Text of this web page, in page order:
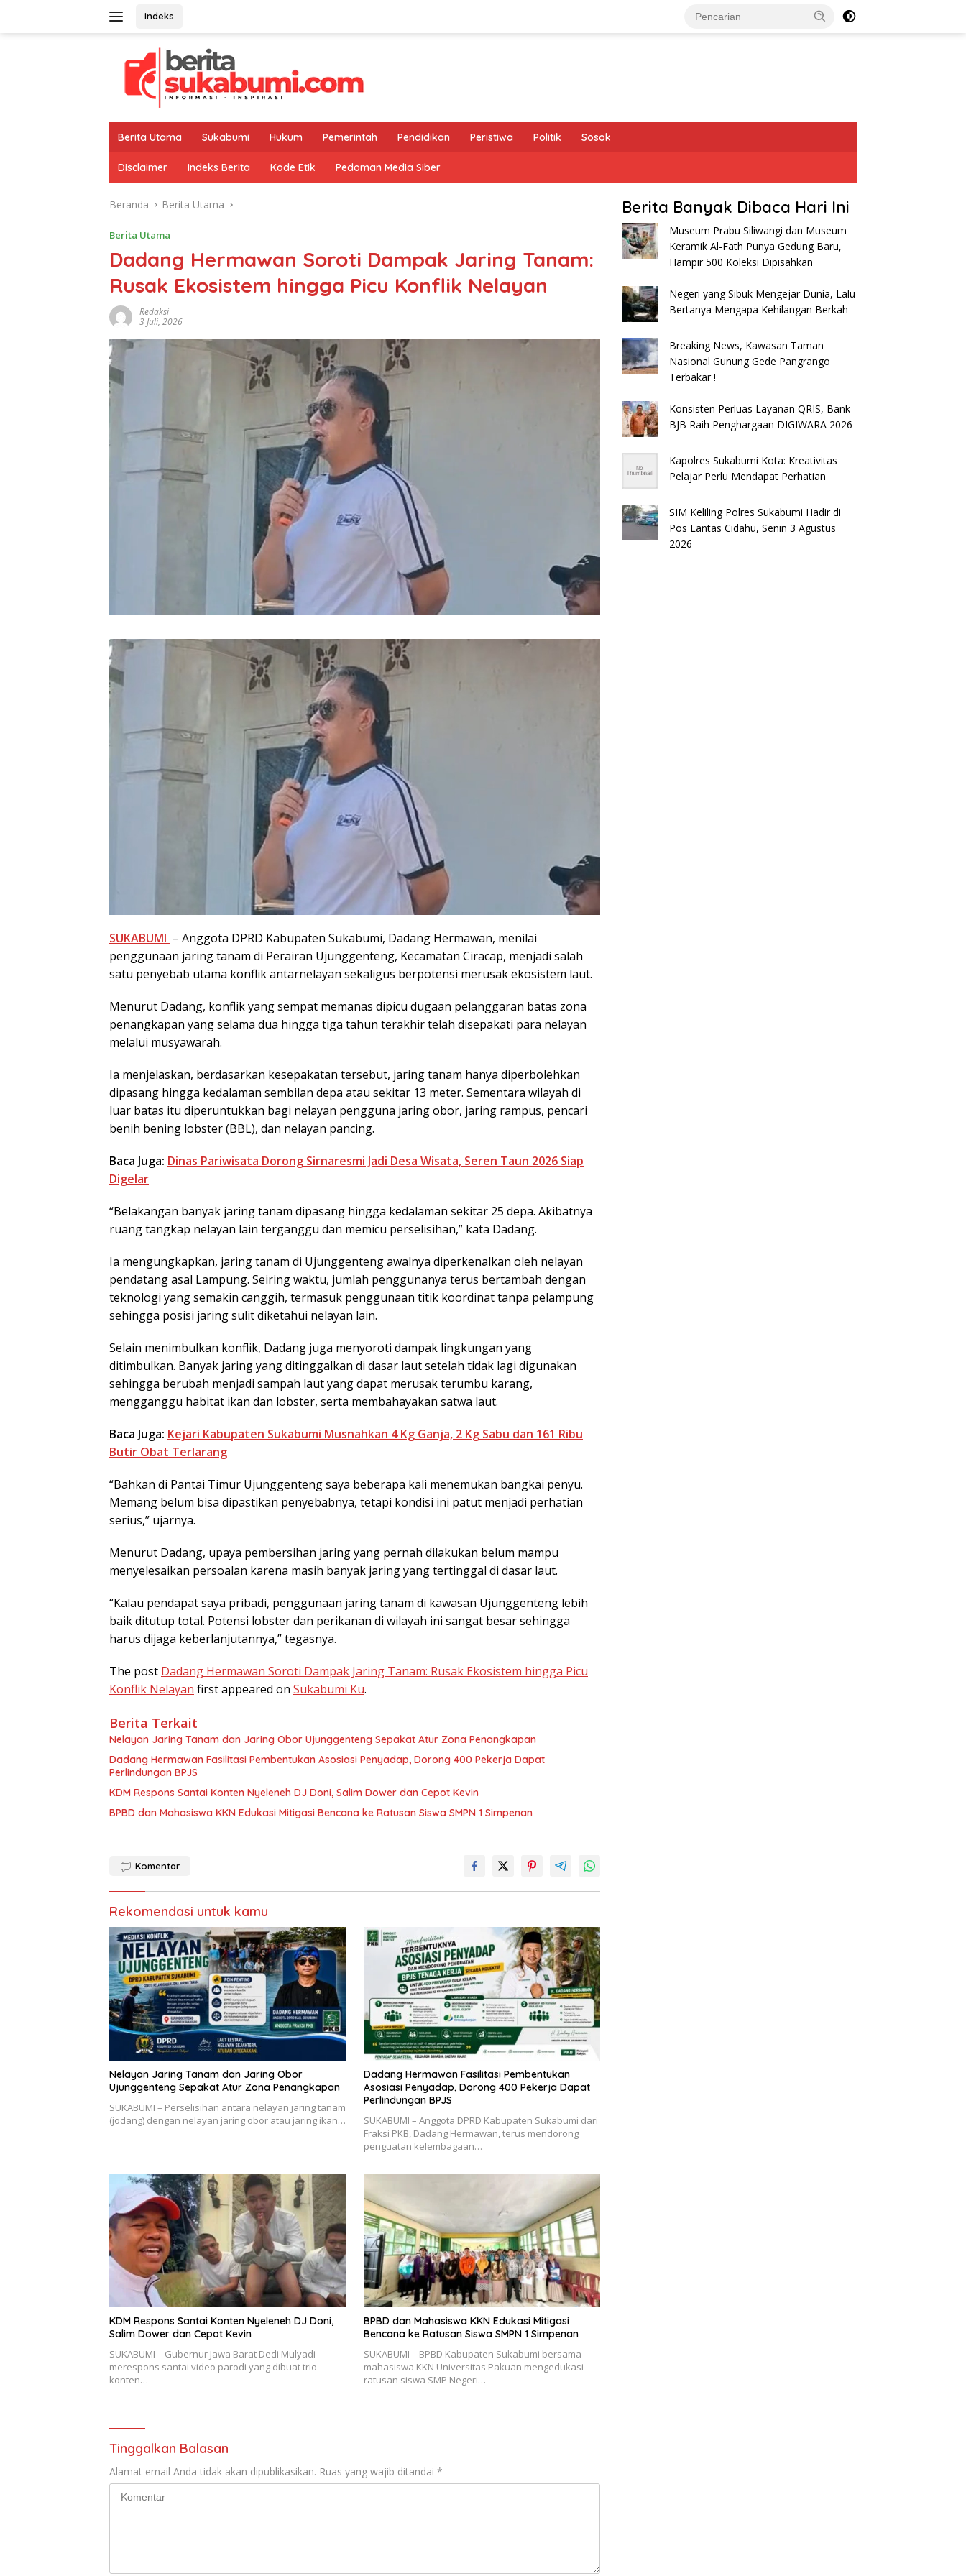
Indeks
Berita Utama Sukabumi Hukum Pemerintah Pendidikan Peristiwa Politik Sosok
Disclaimer Indeks Berita Kode Etik Pedoman Media Siber
Beranda Berita Utama
Berita Utama
Dadang Hermawan Soroti Dampak Jaring Tanam:
Rusak Ekosistem hingga Picu Konflik Nelayan
Redaksi
3 Juli, 2026
SUKABUMI – Anggota DPRD Kabupaten Sukabumi, Dadang Hermawan, menilai
penggunaan jaring tanam di Perairan Ujunggenteng, Kecamatan Ciracap, menjadi salah
satu penyebab utama konflik antarnelayan sekaligus berpotensi merusak ekosistem laut.
Menurut Dadang, konflik yang sempat memanas dipicu dugaan pelanggaran batas zona
penangkapan yang selama dua hingga tiga tahun terakhir telah disepakati para nelayan
melalui musyawarah.
Ia menjelaskan, berdasarkan kesepakatan tersebut, jaring tanam hanya diperbolehkan
dipasang hingga kedalaman sembilan depa atau sekitar 13 meter. Sementara wilayah di
luar batas itu diperuntukkan bagi nelayan pengguna jaring obor, jaring rampus, pencari
benih bening lobster (BBL), dan nelayan pancing.
Baca Juga: Dinas Pariwisata Dorong Sirnaresmi Jadi Desa Wisata, Seren Taun 2026 Siap
Digelar
“Belakangan banyak jaring tanam dipasang hingga kedalaman sekitar 25 depa. Akibatnya
ruang tangkap nelayan lain terganggu dan memicu perselisihan,” kata Dadang.
Ia mengungkapkan, jaring tanam di Ujunggenteng awalnya diperkenalkan oleh nelayan
pendatang asal Lampung. Seiring waktu, jumlah penggunanya terus bertambah dengan
teknologi yang semakin canggih, termasuk penggunaan titik koordinat tanpa pelampung
sehingga posisi jaring sulit diketahui nelayan lain.
Selain menimbulkan konflik, Dadang juga menyoroti dampak lingkungan yang
ditimbulkan. Banyak jaring yang ditinggalkan di dasar laut setelah tidak lagi digunakan
sehingga berubah menjadi sampah laut yang dapat merusak terumbu karang,
mengganggu habitat ikan dan lobster, serta membahayakan satwa laut.
Baca Juga: Kejari Kabupaten Sukabumi Musnahkan 4 Kg Ganja, 2 Kg Sabu dan 161 Ribu
Butir Obat Terlarang
“Bahkan di Pantai Timur Ujunggenteng saya beberapa kali menemukan bangkai penyu.
Memang belum bisa dipastikan penyebabnya, tetapi kondisi ini patut menjadi perhatian
serius,” ujarnya.
Menurut Dadang, upaya pembersihan jaring yang pernah dilakukan belum mampu
menyelesaikan persoalan karena masih banyak jaring yang tertinggal di dasar laut.
“Kalau pendapat saya pribadi, penggunaan jaring tanam di kawasan Ujunggenteng lebih
baik ditutup total. Potensi lobster dan perikanan di wilayah ini sangat besar sehingga
harus dijaga keberlanjutannya,” tegasnya.
The post Dadang Hermawan Soroti Dampak Jaring Tanam: Rusak Ekosistem hingga Picu
Konflik Nelayan first appeared on Sukabumi Ku.
Berita Terkait
Nelayan Jaring Tanam dan Jaring Obor Ujunggenteng Sepakat Atur Zona Penangkapan
Dadang Hermawan Fasilitasi Pembentukan Asosiasi Penyadap, Dorong 400 Pekerja Dapat
Perlindungan BPJS
KDM Respons Santai Konten Nyeleneh DJ Doni, Salim Dower dan Cepot Kevin
BPBD dan Mahasiswa KKN Edukasi Mitigasi Bencana ke Ratusan Siswa SMPN 1 Simpenan
Komentar
Rekomendasi untuk kamu
Nelayan Jaring Tanam dan Jaring Obor
Ujunggenteng Sepakat Atur Zona Penangkapan
SUKABUMI – Perselisihan antara nelayan jaring tanam
(jodang) dengan nelayan jaring obor atau jaring ikan…
Dadang Hermawan Fasilitasi Pembentukan
Asosiasi Penyadap, Dorong 400 Pekerja Dapat
Perlindungan BPJS
SUKABUMI – Anggota DPRD Kabupaten Sukabumi dari
Fraksi PKB, Dadang Hermawan, terus mendorong
penguatan kelembagaan…
KDM Respons Santai Konten Nyeleneh DJ Doni,
Salim Dower dan Cepot Kevin
SUKABUMI – Gubernur Jawa Barat Dedi Mulyadi
merespons santai video parodi yang dibuat trio
konten…
BPBD dan Mahasiswa KKN Edukasi Mitigasi
Bencana ke Ratusan Siswa SMPN 1 Simpenan
SUKABUMI – BPBD Kabupaten Sukabumi bersama
mahasiswa KKN Universitas Pakuan mengedukasi
ratusan siswa SMP Negeri…
Tinggalkan Balasan
Alamat email Anda tidak akan dipublikasikan. Ruas yang wajib ditandai *
Berita Banyak Dibaca Hari Ini
Museum Prabu Siliwangi dan Museum
Keramik Al-Fath Punya Gedung Baru,
Hampir 500 Koleksi Dipisahkan
Negeri yang Sibuk Mengejar Dunia, Lalu
Bertanya Mengapa Kehilangan Berkah
Breaking News, Kawasan Taman
Nasional Gunung Gede Pangrango
Terbakar !
Konsisten Perluas Layanan QRIS, Bank
BJB Raih Penghargaan DIGIWARA 2026
Kapolres Sukabumi Kota: Kreativitas
Pelajar Perlu Mendapat Perhatian
SIM Keliling Polres Sukabumi Hadir di
Pos Lantas Cidahu, Senin 3 Agustus
2026